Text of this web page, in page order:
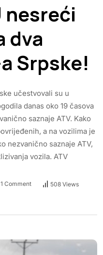
nesreći
dva
Srpske!
učestvovali su u
danas oko 19 časova
saznaje ATV. Kako
a na vozilima je
nezvanično saznaje ATV,
vozila. ATV
1 Comment 508 Views